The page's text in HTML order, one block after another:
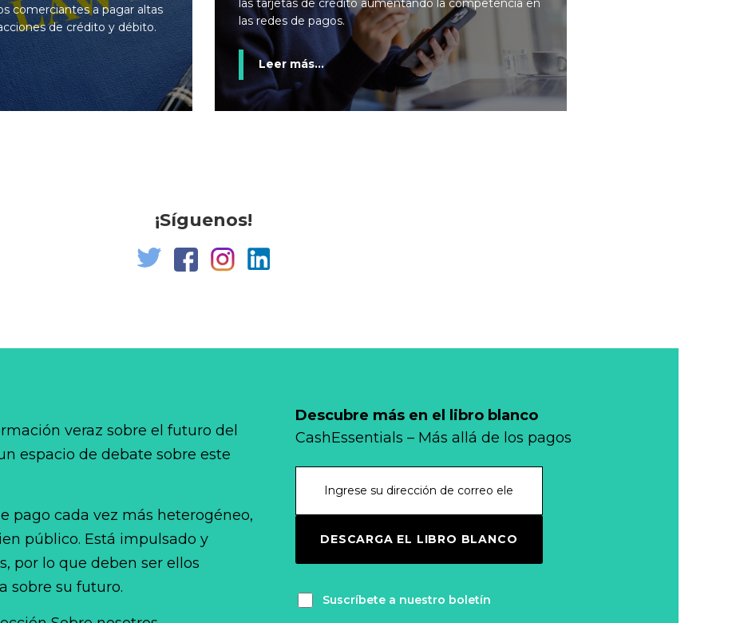
comerciantes a pagar altas
de crédito y débito.
las redes de pagos.
Leer más...
¡Síguenos!
Descubre más en el libro blanco
CashEssentials – Más allá de los pagos
DESCARGA EL LIBRO BLANCO
Suscríbete a nuestro boletín
veraz sobre el futuro del
espacio de debate sobre este
pago cada vez más heterogéneo,
público. Está impulsado y
por lo que deben ser ellos
sobre su futuro.